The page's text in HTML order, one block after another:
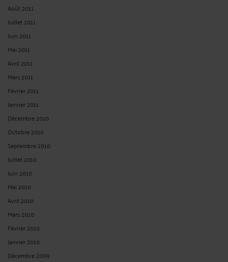
Août 2011
Juillet 2011
Juin 2011
Mai 2011
Avril 2011
Mars 2011
Février 2011
Janvier 2011
Décembre 2010
Octobre 2010
Septembre 2010
Juillet 2010
Juin 2010
Mai 2010
Avril 2010
Mars 2010
Février 2010
Janvier 2010
Décembre 2009